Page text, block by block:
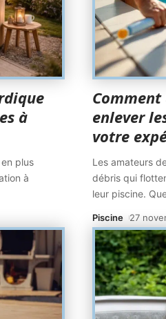
à
plus
à
enlever
votre
Les amateurs
débris qui
leur piscine.
Piscine 27